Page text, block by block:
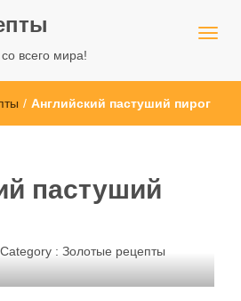
всего мира!
/ Английский пастуший пирог
пастуший
Category : Золотые рецепты